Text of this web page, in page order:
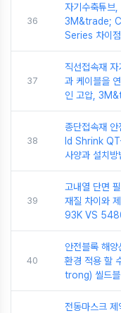
36
자기수축튜브
3M&trade;
Series 차이
37
직선접속재
과 케이블을
인 고압,
38
종단접속재
ld Shrink
사양과 설치방
39
고내열 단면
재질 차이와
93K VS
40
안전블록 해
환경 적용 할
trong) 씰드블
전동마스크